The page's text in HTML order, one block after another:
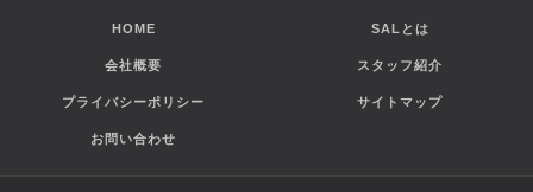
HOME SALとは
会社概要 スタッフ紹介
プライバシーポリシー サイトマップ
お問い合わせ